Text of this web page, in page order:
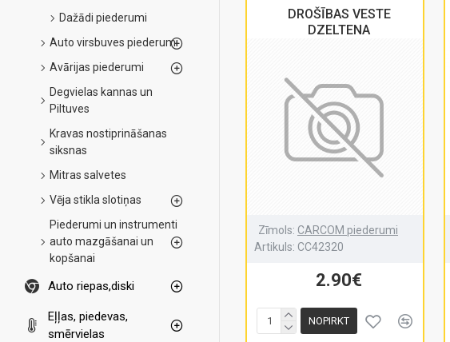
Dažādi piederumi
Auto virsbuves piederumi
Avārijas piederumi
Degvielas kannas un
Piltuves
Kravas nostiprināšanas
siksnas
Mitras salvetes
Vēja stikla slotiņas
Piederumi un instrumenti
auto mazgāšanai un
kopšanai
Auto riepas,diski
Eļļas, piedevas,
smērvielas
DROŠĪBAS VESTE
DZELTENA
Zīmols: CARCOM piederumi
Artikuls: CC42320
2.90€
NOPIRKT